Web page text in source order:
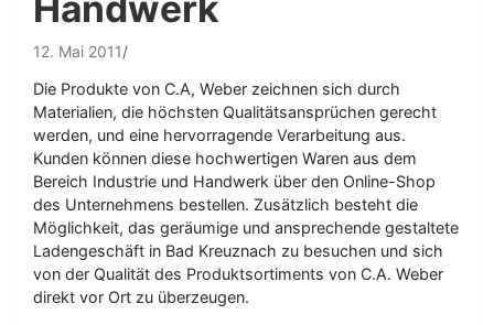
12. Mai 2011
Die Produkte von C.A, Weber zeichnen sich durch
Materialien, die höchsten Qualitätsansprüchen gerecht
werden, und eine hervorragende Verarbeitung aus.
Kunden können diese hochwertigen Waren aus dem
Bereich Industrie und Handwerk über den Online-Shop
des Unternehmens bestellen. Zusätzlich besteht die
Möglichkeit, das geräumige und ansprechende gestaltete
Ladengeschäft in Bad Kreuznach zu besuchen und sich
von der Qualität des Produktsortiments von C.A. Weber
direkt vor Ort zu überzeugen.